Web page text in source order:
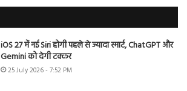
iOS 27 में नई Siri होगी पहले से ज्यादा स्मार्ट, ChatGPT और
Gemini को देगी टक्कर
25 July 2026 - 7:52 PM